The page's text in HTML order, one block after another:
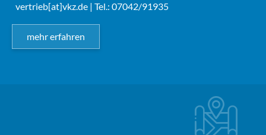
vertrieb[at]vkz.de | Tel.: 07042/91935
mehr erfahren